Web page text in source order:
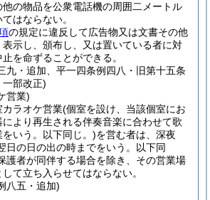
の物品を公衆電話機の周囲二メートル
はならない。
の規定に違反して広告物又は文書その他
示し、頒布し、又は置いている者に対
を命ずることができる。
九・追加、平一四条例四八・旧第十五条
部改正)
営業)
カラオケ営業(個室を設け、当該個室にお
より再生される伴奏音楽に合わせて歌
いう。以下同じ。)を営む者は、深夜
日の日の出の時までをいう。以下同
護者が同伴する場合を除き、その営業場
て立ち入らせてはならない。
八五・追加)